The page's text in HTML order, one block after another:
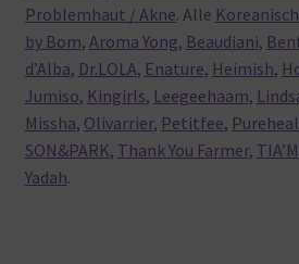
Problemhaut / Akne. Alle
by Bom, Aroma Yong, Beaudiani,
d’Alba, Dr.LOLA, Enature, Heimish,
Jumiso, Kingirls, Leegeehaam,
Missha, Olivarrier, Petitfee,
SON&PARK, Thank You Farmer, TIA’M
Yadah.